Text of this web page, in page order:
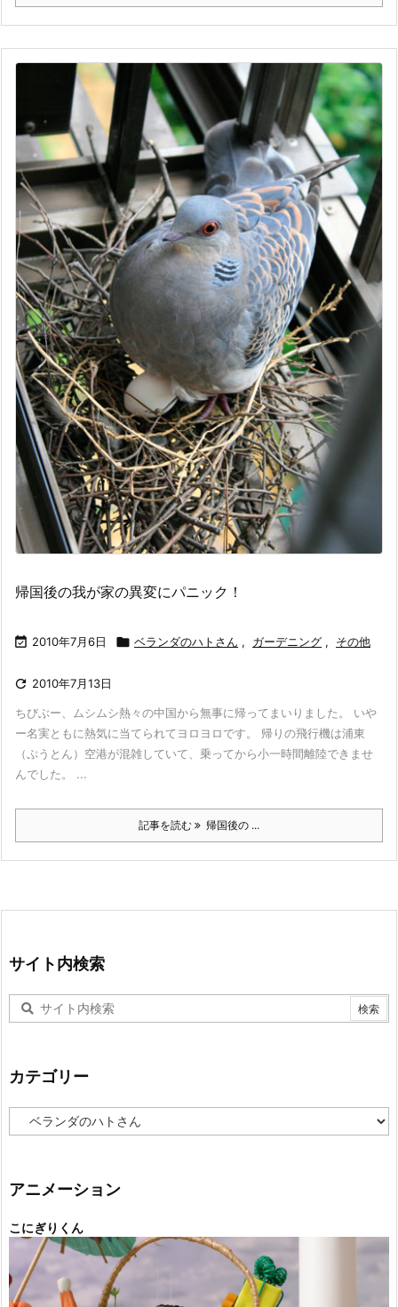
帰国後の我が家の異変にパニック！
 2010年7月6日  ベランダのハトさん , ガーデニング , その他
 2010年7月13日
ちびぶー、ムシムシ熱々の中国から無事に帰ってまいりました。 いや
ー名実ともに熱気に当てられてヨロヨロです。 帰りの飛行機は浦東
（ぷうとん）空港が混雑していて、乗ってから小一時間離陸できませ
んでした。 ...
記事を読む 帰国後の ...
サイト内検索
カテゴリー
ー
アニメーション
こにぎりくん